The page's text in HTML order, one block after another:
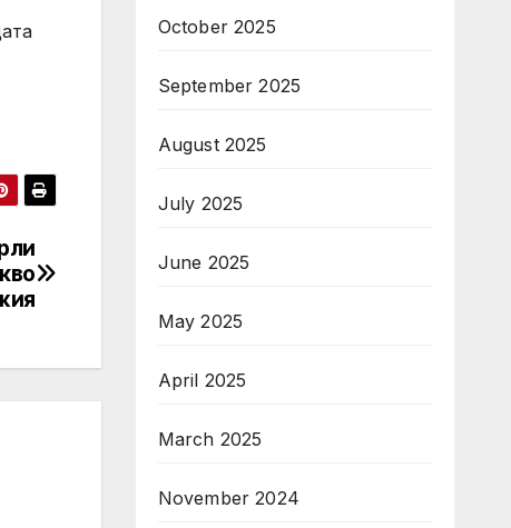
October 2025
September 2025
August 2025
July 2025
June 2025
May 2025
April 2025
March 2025
November 2024